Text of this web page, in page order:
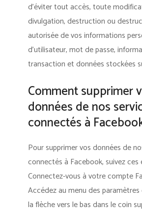
d’éviter tout accès, toute
divulgation, destruction ou
autorisée de vos informations
d’utilisateur, mot de passe,
transaction et données stockées
Comment supprimer
données de nos
connectés à
Pour supprimer vos données de
connectés à Facebook, suivez ces
Connectez-vous à votre compte
Accédez au menu des
la flèche vers le bas dans le coin